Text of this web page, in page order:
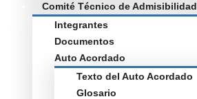
Comité Técnico de Admisibilidad
Integrantes
Documentos
Auto Acordado
Texto del Auto Acordado
Glosario